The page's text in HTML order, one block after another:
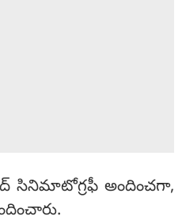
సినిమాటోగ్రఫీ అందించగా,